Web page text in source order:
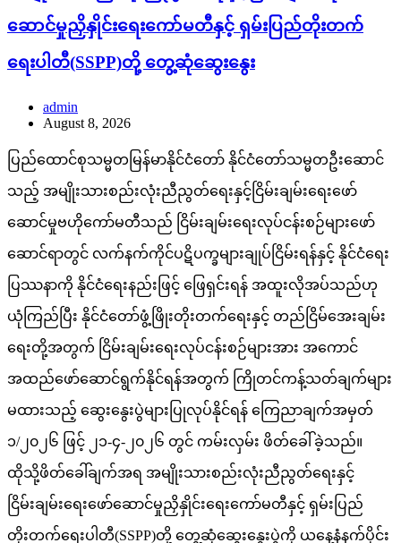
ဆောင်မှုညှိနှိုင်းရေးကော်မတီနှင့် ရှမ်းပြည်တိုးတက်
ရေးပါတီ(SSPP)တို့ တွေ့ဆုံဆွေးနွေး
admin
August 8, 2026
ပြည်ထောင်စုသမ္မတမြန်မာနိုင်ငံတော် နိုင်ငံတော်သမ္မတဦးဆောင်
သည့် အမျိုးသားစည်းလုံးညီညွတ်ရေးနှင့်ငြိမ်းချမ်းရေးဖော်
ဆောင်မှုဗဟိုကော်မတီသည် ငြိမ်းချမ်းရေးလုပ်ငန်းစဉ်များဖော်
ဆောင်ရာတွင် လက်နက်ကိုင်ပဋိပက္ခများချုပ်ငြိမ်းရန်နှင့် နိုင်ငံရေး
ပြဿနာကို နိုင်ငံရေးနည်းဖြင့် ဖြေရှင်းရန် အထူးလိုအပ်သည်ဟု
ယုံကြည်ပြီး နိုင်ငံတော်ဖွံ့ဖြိုးတိုးတက်ရေးနှင့် တည်ငြိမ်အေးချမ်း
ရေးတို့အတွက် ငြိမ်းချမ်းရေးလုပ်ငန်းစဉ်များအား အကောင်
အထည်ဖော်ဆောင်ရွက်နိုင်ရန်အတွက် ကြိုတင်ကန့်သတ်ချက်များ
မထားသည့် ဆွေးနွေးပွဲများပြုလုပ်နိုင်ရန် ကြေညာချက်အမှတ်
၁/၂၀၂၆ ဖြင့် ၂၁-၄-၂၀၂၆ တွင် ကမ်းလှမ်း ဖိတ်ခေါ်ခဲ့သည်။
ထိုသို့ဖိတ်ခေါ်ချက်အရ အမျိုးသားစည်းလုံးညီညွတ်ရေးနှင့်
ငြိမ်းချမ်းရေးဖော်ဆောင်မှုညှိနှိုင်းရေးကော်မတီနှင့် ရှမ်းပြည်
တိုးတက်ရေးပါတီ(SSPP)တို့ တွေ့ဆုံဆွေးနွေးပွဲကို ယနေ့နံနက်ပိုင်း